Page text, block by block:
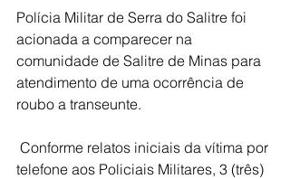
Polícia Militar de Serra do Salitre foi
acionada a comparecer na
comunidade de Salitre de Minas para
atendimento de uma ocorrência de
roubo a transeunte.
telefone aos Policiais Militares, 3 (três)